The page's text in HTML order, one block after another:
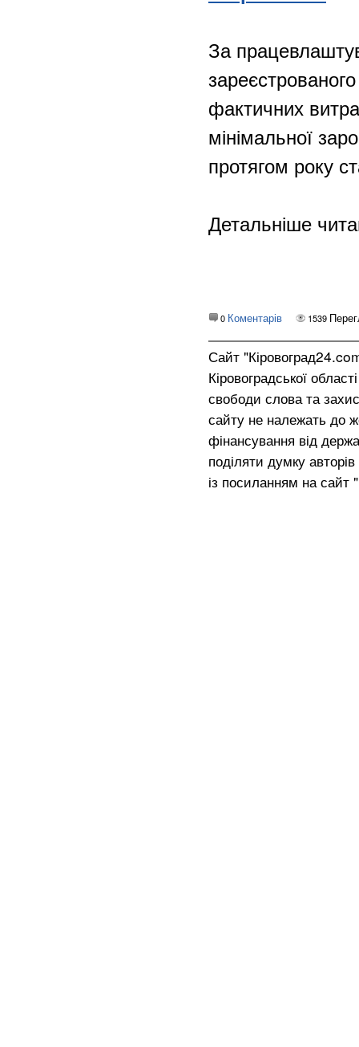
За
фактичних
мінімальної
протягом року
Детальніше
0 Коментарів 1539
Сайт
Кіровоградської
свободи слова та
сайту не належать до
фінансування від
поділяти думку
із посиланням на сайт